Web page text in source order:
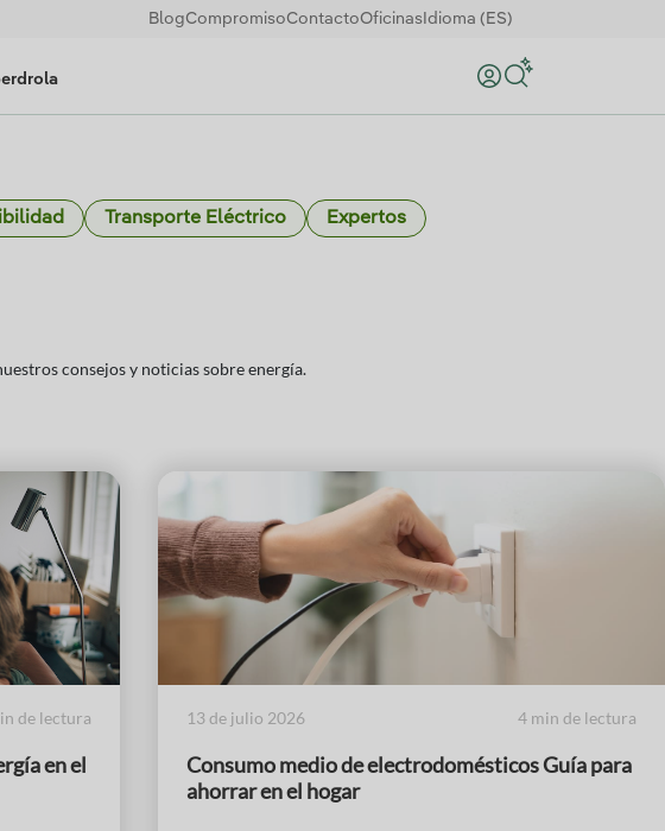
BlogCompromisoContactoOficinas Idioma (ES)
Buscar
Transporte Eléctrico Expertos
consejos y noticias sobre energía.
de lectura
en el
13 de julio 2026 4 min de lectura
Consumo medio de electrodomésticos Guía para
ahorrar en el hogar